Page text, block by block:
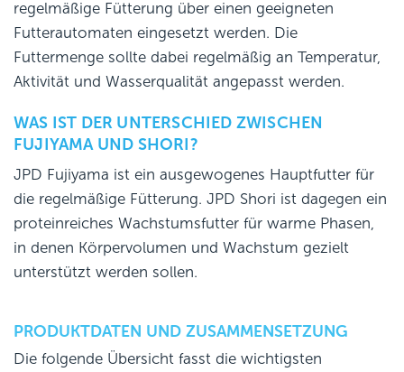
regelmäßige Fütterung über einen geeigneten
Futterautomaten eingesetzt werden. Die
Futtermenge sollte dabei regelmäßig an Temperatur,
Aktivität und Wasserqualität angepasst werden.
WAS IST DER UNTERSCHIED ZWISCHEN
FUJIYAMA UND SHORI?
JPD Fujiyama ist ein ausgewogenes Hauptfutter für
die regelmäßige Fütterung. JPD Shori ist dagegen ein
proteinreiches Wachstumsfutter für warme Phasen,
in denen Körpervolumen und Wachstum gezielt
unterstützt werden sollen.
PRODUKTDATEN UND ZUSAMMENSETZUNG
Die folgende Übersicht fasst die wichtigsten